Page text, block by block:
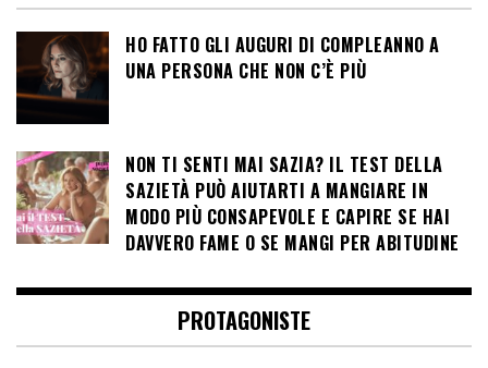
HO FATTO GLI AUGURI DI COMPLEANNO A
UNA PERSONA CHE NON C’È PIÙ
NON TI SENTI MAI SAZIA? IL TEST DELLA
SAZIETÀ PUÒ AIUTARTI A MANGIARE IN
MODO PIÙ CONSAPEVOLE E CAPIRE SE HAI
DAVVERO FAME O SE MANGI PER ABITUDINE
PROTAGONISTE